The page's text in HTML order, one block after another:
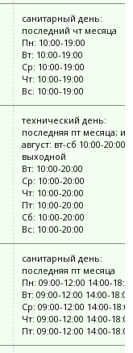
санитарный день:
последний чт месяца
Пн: 10:00-19:00
Вт: 10:00-19:00
Ср: 10:00-19:00
Чт: 10:00-19:00
Вс: 10:00-19:00
технический день:
последняя пт месяца;
август: вт-сб 10:00-20:00;
выходной
Вт: 10:00-20:00
Ср: 10:00-20:00
Чт: 10:00-20:00
Пт: 10:00-20:00
Сб: 10:00-20:00
Вс: 10:00-20:00
санитарный день:
последняя пт месяца
Пн: 09:00-12:00 14:00-
Вт: 09:00-12:00 14:00-18:00
Ср: 09:00-12:00 14:00-18:00
Чт: 09:00-12:00 14:00-18:00
Пт: 09:00-12:00 14:00-18:00